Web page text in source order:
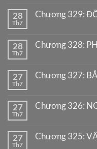
28
Th7
Chương 329:
28
Th7
Chương 328:
27
Th7
Chương 327:
27
Th7
Chương 326:
27
Th7
Chương 325: